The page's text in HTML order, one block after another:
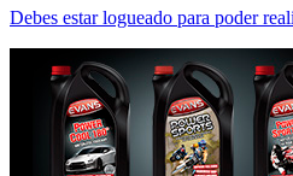
Debes estar logueado para poder